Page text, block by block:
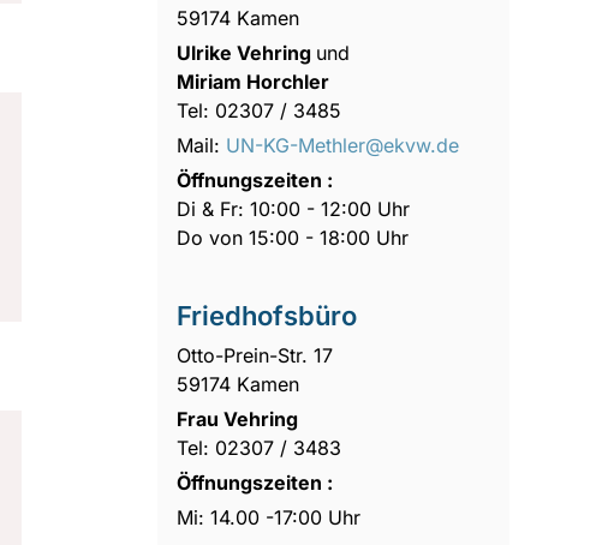
59174 Kamen
Ulrike Vehring und
Miriam Horchler
Tel: 02307 / 3485
Mail: UN-KG-Methler@ekvw.de
Öffnungszeiten :
Di & Fr: 10:00 - 12:00 Uhr
Do von 15:00 - 18:00 Uhr
Friedhofsbüro
Otto-Prein-Str. 17
59174 Kamen
Frau Vehring
Tel: 02307 / 3483
Öffnungszeiten :
Mi: 14.00 -17:00 Uhr